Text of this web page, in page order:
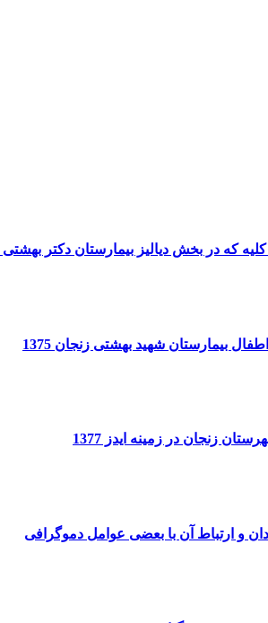
که در بخش دیالیز بیمارستان دکتر بهشتی
بیمارستان شهید بهشتی زنجان 1375
زنجان در زمینه ایدز 1377
و ارتباط آن با بعضی عوامل دموگرافی